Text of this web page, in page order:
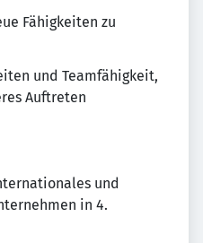
Fähigkeiten zu
und Teamfähigkeit,
Auftreten
und
in 4.